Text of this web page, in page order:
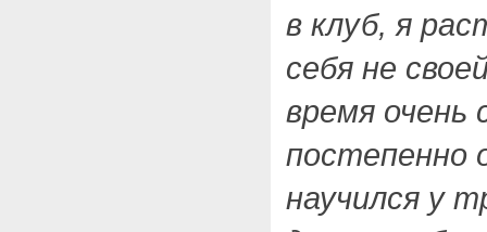
в клуб, я
себя не
время очень
постепенно
научился у